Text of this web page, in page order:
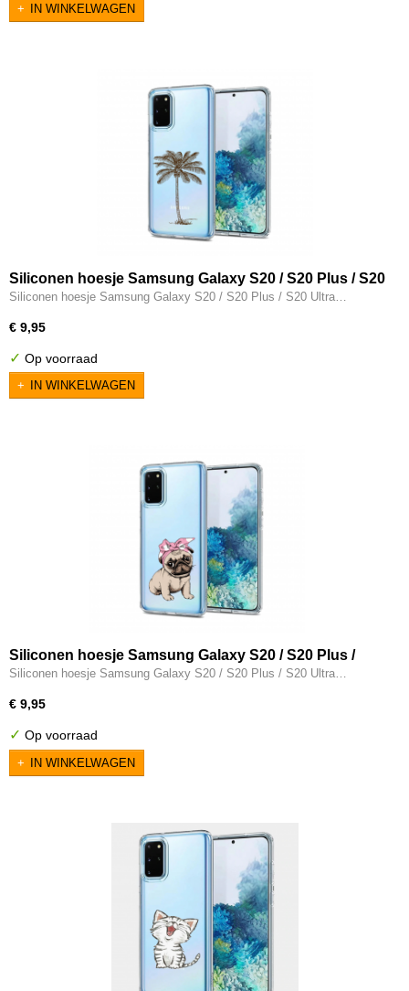
IN WINKELWAGEN
Siliconen hoesje Samsung Galaxy S20 / S20 Plus / S20
Ultra transparant palmboom
Siliconen hoesje Samsung Galaxy S20 / S20 Plus / S20 Ultra…
€ 9,95
✓ Op voorraad
IN WINKELWAGEN
Siliconen hoesje Samsung Galaxy S20 / S20 Plus /
S20 Ultra transparant schattig hondje
Siliconen hoesje Samsung Galaxy S20 / S20 Plus / S20 Ultra…
€ 9,95
✓ Op voorraad
IN WINKELWAGEN